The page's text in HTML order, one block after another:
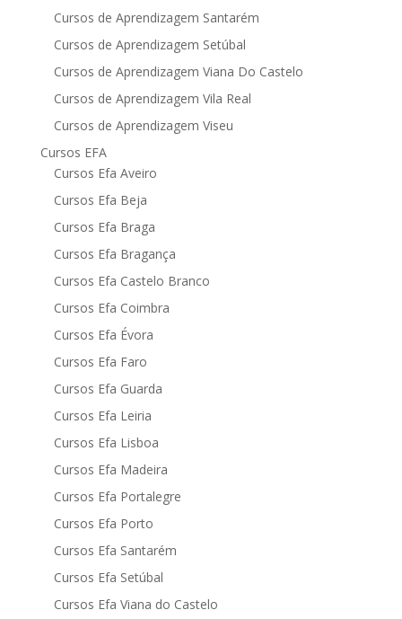
Cursos de Aprendizagem Santarém
Cursos de Aprendizagem Setúbal
Cursos de Aprendizagem Viana Do Castelo
Cursos de Aprendizagem Vila Real
Cursos de Aprendizagem Viseu
Cursos EFA
Cursos Efa Aveiro
Cursos Efa Beja
Cursos Efa Braga
Cursos Efa Bragança
Cursos Efa Castelo Branco
Cursos Efa Coimbra
Cursos Efa Évora
Cursos Efa Faro
Cursos Efa Guarda
Cursos Efa Leiria
Cursos Efa Lisboa
Cursos Efa Madeira
Cursos Efa Portalegre
Cursos Efa Porto
Cursos Efa Santarém
Cursos Efa Setúbal
Cursos Efa Viana do Castelo